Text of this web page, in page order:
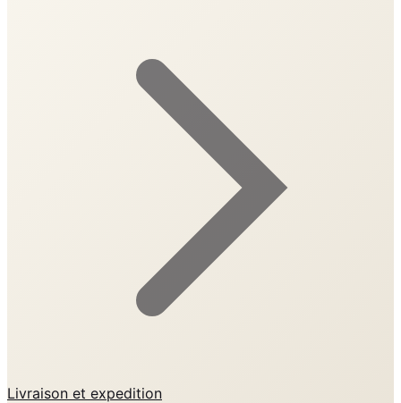
Livraison et expedition